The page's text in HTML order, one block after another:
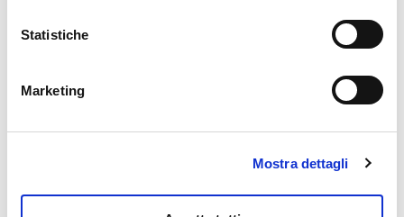
Statistiche
Marketing
Mostra dettagli